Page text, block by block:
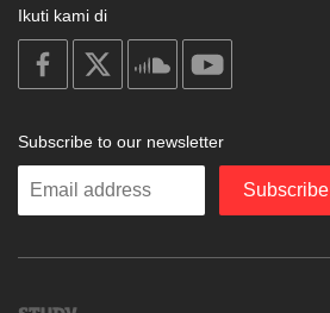
Ikuti kami di
on
facebook
soundcloud
Subscribe to our newsletter
Enter
Subscribe